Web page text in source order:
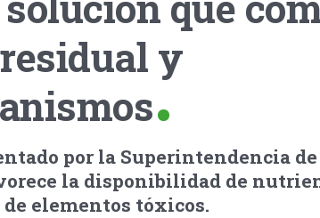
y
por la Superintendencia
la disponibilidad de
elementos tóxicos.